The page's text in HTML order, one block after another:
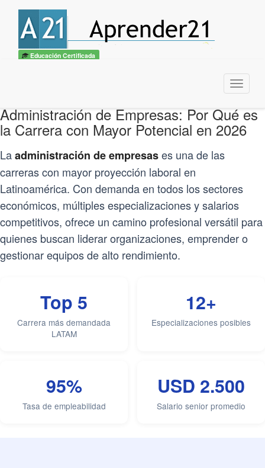
Educación Certificada
Menu
Administración de Empresas: Por Qué es
la Carrera con Mayor Potencial en 2026
Laadministración de empresases una de las
carreras con mayor proyección laboral en
Latinoamérica. Con demanda en todos los sectores
económicos, múltiples especializaciones y salarios
competitivos, ofrece un camino profesional versátil para
quienes buscan liderar organizaciones, emprender o
gestionar equipos de alto rendimiento.
Top 5
Carrera más demandada
LATAM
12+
Especializaciones posibles
95%
Tasa de empleabilidad
USD 2.500
Salario senior promedio